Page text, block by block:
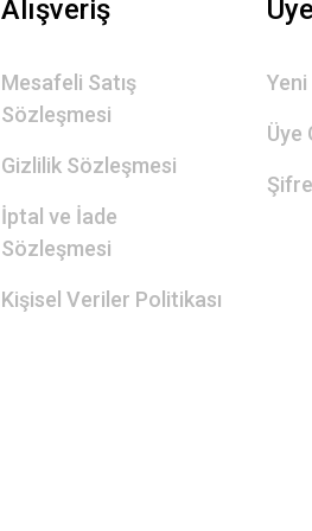
Alışveriş
Mesafeli Satış
Sözleşmesi
Gizlilik Sözleşmesi
İptal ve İade
Sözleşmesi
Kişisel Veriler Politikası
Üye